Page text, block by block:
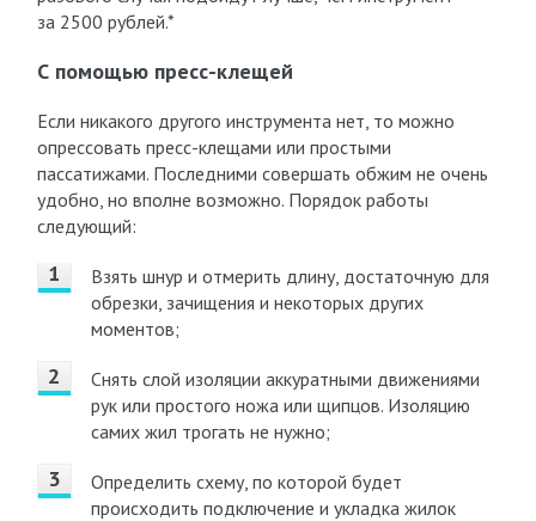
за 2500 рублей.*
С помощью пресс-клещей
Если никакого другого инструмента нет, то можно
опрессовать пресс-клещами или простыми
пассатижами. Последними совершать обжим не очень
удобно, но вполне возможно. Порядок работы
следующий:
Взять шнур и отмерить длину, достаточную для
обрезки, зачищения и некоторых других
моментов;
Снять слой изоляции аккуратными движениями
рук или простого ножа или щипцов. Изоляцию
самих жил трогать не нужно;
Определить схему, по которой будет
происходить подключение и укладка жилок